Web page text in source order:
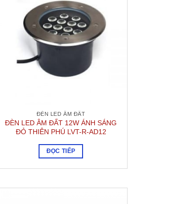
ĐÈN LED ÂM ĐẤT
ĐÈN LED ÂM ĐẤT 12W ÁNH SÁNG
ĐỎ THIÊN PHÚ LVT-R-AD12
ĐỌC TIẾP